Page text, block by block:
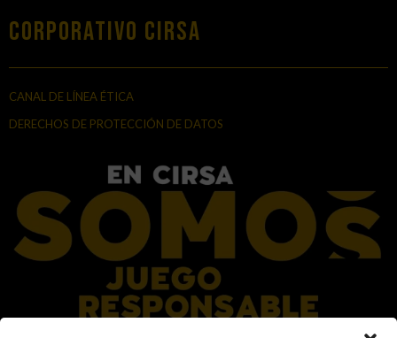
Corporativo Cirsa
CANAL DE LÍNEA ÉTICA
DERECHOS DE PROTECCIÓN DE DATOS